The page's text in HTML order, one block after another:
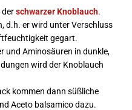
derschwarzer Knoblauch.
d.h. er wird unter Verschluss
gegart.
und Aminosäuren in dunkle,
wird der Knoblauch
kommen dann süßliche
Aceto balsamico dazu.